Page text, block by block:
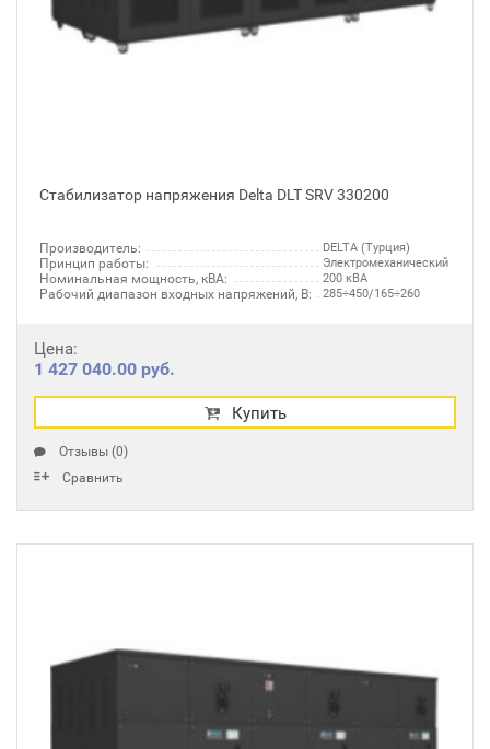
Стабилизатор напряжения Delta DLT SRV 330200
Производитель: DELTA (Турция)
Принцип работы: Электромеханический
Номинальная мощность, кВА: 200 кВА
Рабочий диапазон входных напряжений, В: 285÷450/165÷260
Цена:
1 427 040.00 руб.
Купить
Отзывы (0)
Сравнить